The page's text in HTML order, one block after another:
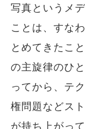
写真というメ
ことは、すな
とめてきたこ
の主旋律のひ
ってから、テ
権問題などス
が持ち上がっ